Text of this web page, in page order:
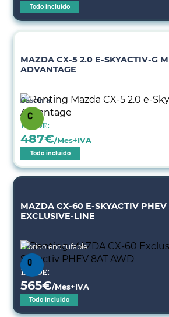
Todo incluido
MAZDA CX-5 2.0 E-SKYACTIV-G
ADVANTAGE
Gasolina
Desde:
487€/Mes+IVA
Todo incluido
MAZDA CX-60 E-SKYACTIV
EXCLUSIVE-LINE
Híbrido enchufable
Desde:
565€/Mes+IVA
Todo incluido